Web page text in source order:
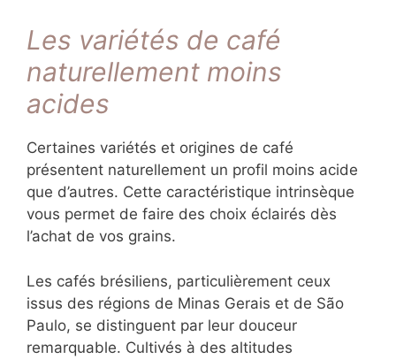
Les variétés de café
naturellement moins
acides
Certaines variétés et origines de café
présentent naturellement un profil moins acide
que d’autres. Cette caractéristique intrinsèque
vous permet de faire des choix éclairés dès
l’achat de vos grains.
Les cafés brésiliens, particulièrement ceux
issus des régions de Minas Gerais et de São
Paulo, se distinguent par leur douceur
remarquable. Cultivés à des altitudes